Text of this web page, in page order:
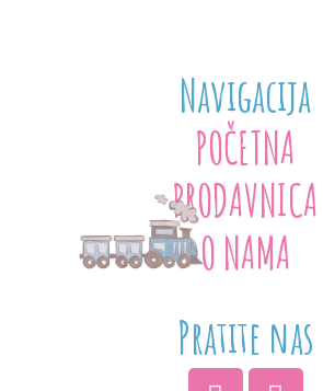
Navigacija
POČETNA
PRODAVNICA
O NAMA
Pratite nas